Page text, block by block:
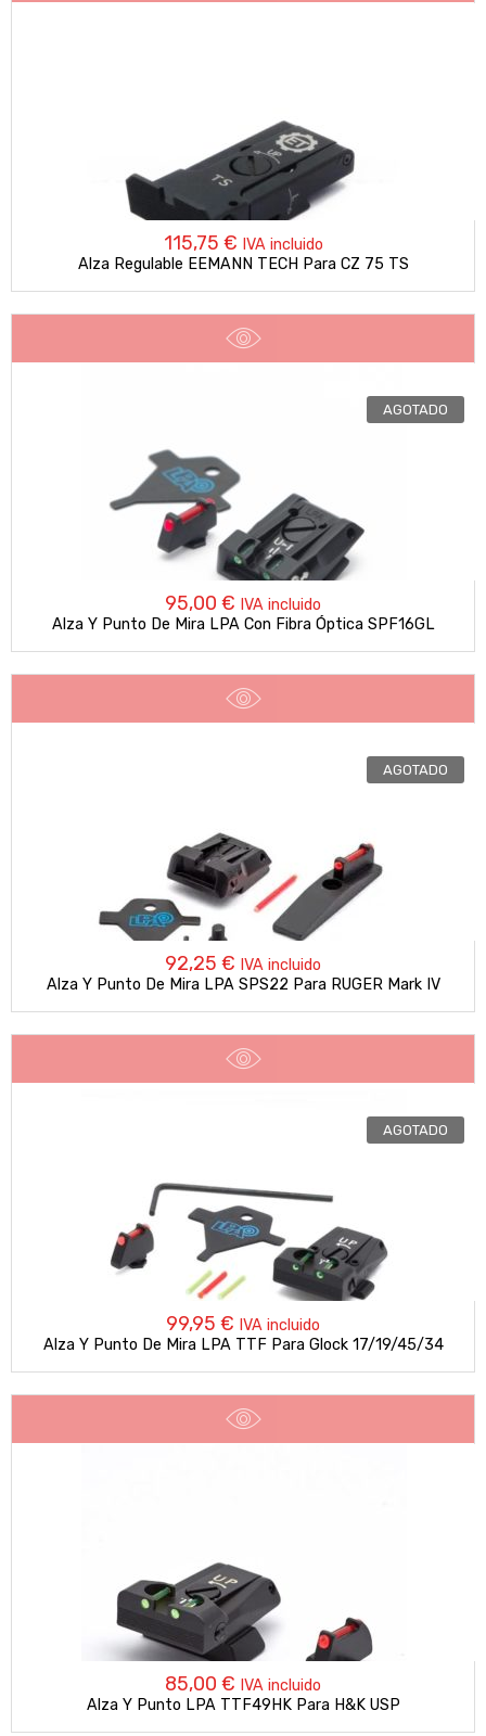
115,75 € IVA incluido
Alza Regulable EEMANN TECH Para CZ 75 TS
AGOTADO
95,00 € IVA incluido
Alza Y Punto De Mira LPA Con Fibra Óptica SPF16GL
AGOTADO
92,25 € IVA incluido
Alza Y Punto De Mira LPA SPS22 Para RUGER Mark IV
AGOTADO
99,95 € IVA incluido
Alza Y Punto De Mira LPA TTF Para Glock 17/19/45/34
85,00 € IVA incluido
Alza Y Punto LPA TTF49HK Para H&K USP